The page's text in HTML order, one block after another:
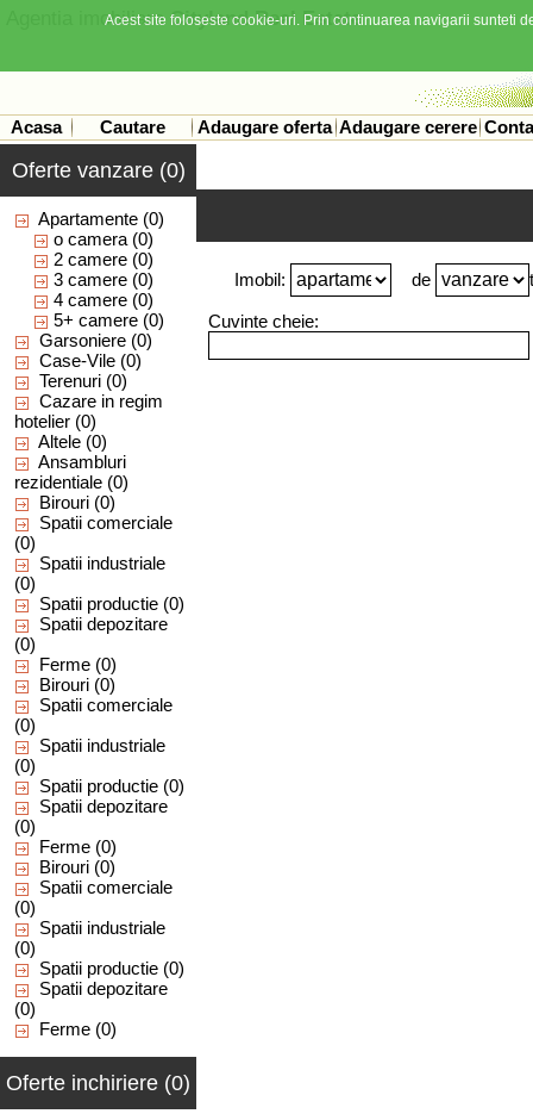
Agentia imobiliara Cityland Real Estate
Acasa Cautare Adaugare oferta Adaugare cerere
Oferte vanzare (0)
Apartamente (0)
o camera (0)
2 camere (0)
3 camere (0)
4 camere (0)
5+ camere (0)
Garsoniere (0)
Case-Vile (0)
Terenuri (0)
Cazare in regim
hotelier (0)
Altele (0)
Ansambluri
rezidentiale (0)
Birouri (0)
Spatii comerciale
(0)
Spatii industriale
(0)
Spatii productie (0)
Spatii depozitare
(0)
Ferme (0)
Birouri (0)
Spatii comerciale
(0)
Spatii industriale
(0)
Spatii productie (0)
Spatii depozitare
(0)
Ferme (0)
Birouri (0)
Spatii comerciale
(0)
Spatii industriale
(0)
Spatii productie (0)
Spatii depozitare
(0)
Ferme (0)
Oferte inchiriere (0)
Imobil: de
Cuvinte cheie:
Acest site foloseste cookie-uri. Prin continuarea navigarii sunteti